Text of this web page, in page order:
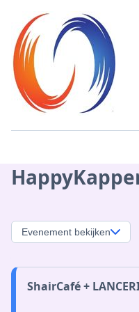
Evenement bekijken
ShairCafé +